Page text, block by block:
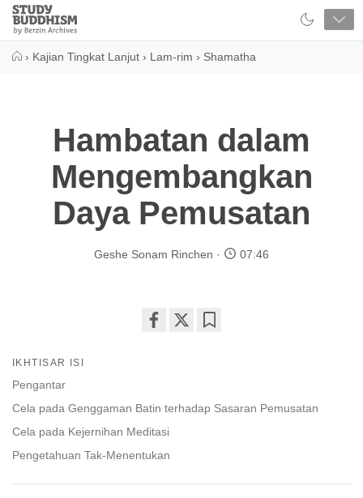
Close
Study
Buddhism
› Kajian Tingkat Lanjut › Lam-rim › Shamatha
Hambatan dalam
Mengembangkan
Daya Pemusatan
Geshe Sonam Rinchen 07:46
IKHTISAR ISI
Pengantar
Cela pada Genggaman Batin terhadap Sasaran Pemusatan
Cela pada Kejernihan Meditasi
Pengetahuan Tak-Menentukan